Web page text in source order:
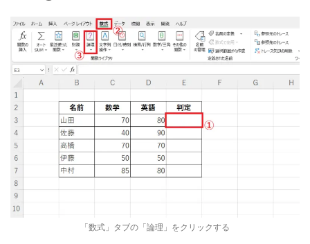
「数式」タブの「論理」をクリックする